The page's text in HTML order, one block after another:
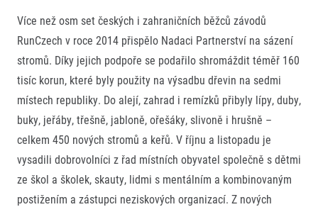
Více než osm set českých i zahraničních běžců závodů
RunCzech v roce 2014 přispělo Nadaci Partnerství na sázení
stromů. Díky jejich podpoře se podařilo shromáždit téměř 160
tisíc korun, které byly použity na výsadbu dřevin na sedmi
místech republiky. Do alejí, zahrad i remízků přibyly lípy, duby,
buky, jeřáby, třešně, jabloně, ořešáky, slivoně i hrušně –
celkem 450 nových stromů a keřů. V říjnu a listopadu je
vysadili dobrovolníci z řad místních obyvatel společně s dětmi
ze škol a školek, skauty, lidmi s mentálním a kombinovaným
postižením a zástupci neziskových organizací. Z nových